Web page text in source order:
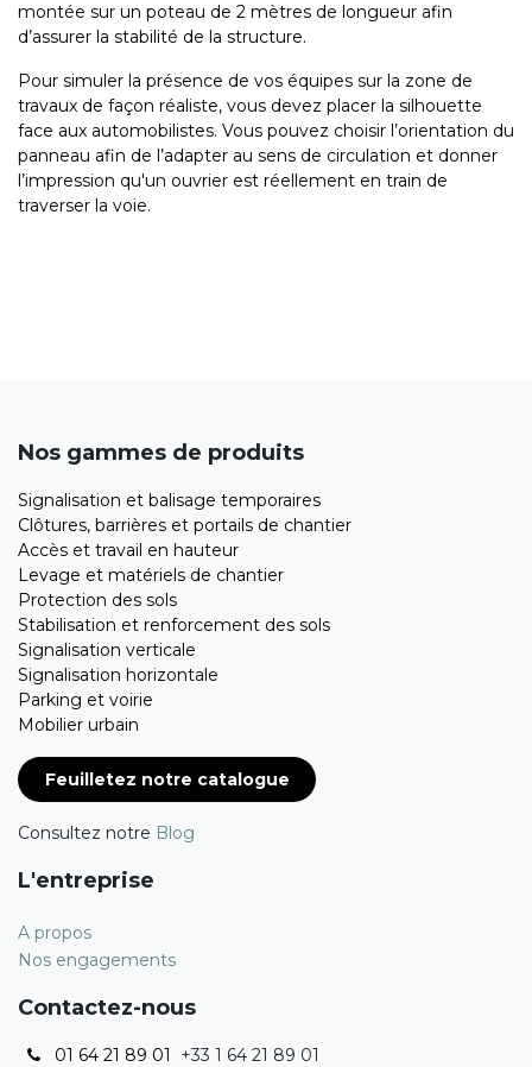
montée sur un poteau de 2 mètres de longueur afin
d’assurer la stabilité de la structure.
Pour simuler la présence de vos équipes sur la zone de
travaux de façon réaliste, vous devez placer la silhouette
face aux automobilistes. Vous pouvez choisir l’orientation du
panneau afin de l’adapter au sens de circulation et donner
l’impression qu'un ouvrier est réellement en train de
traverser la voie.
Nos gammes de produits
Signalisation et balisage temporaires
Clôtures, barrières et portails de chantier
Accès et travail en hauteur
Levage et matériels de chantier
Protection des sols
Stabilisation et renforcement des sols
Signalisation verticale
Signalisation horizontale
Parking et voirie
Mobilier urbain
Feuilletez notre catalogue
Consultez notre Blog
L'entreprise
A propos
Nos engagements
Contactez-nous
01 64 21 89 01 +33 1 64 21 89 01